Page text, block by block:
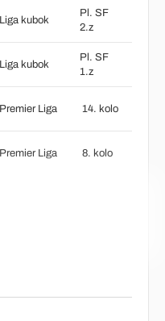
Liga kubok
Pl. SF
2.z
Liga kubok
Pl. SF
1.z
Premier Liga 14. kolo
Premier Liga 8. kolo